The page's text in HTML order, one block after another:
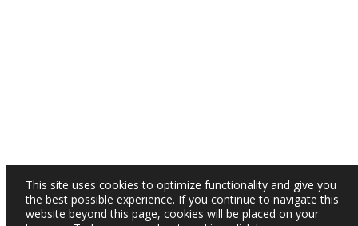
This site uses cookies to optimize functionality and give you
the best possible experience. If you continue to navigate this
website beyond this page, cookies will be placed on your